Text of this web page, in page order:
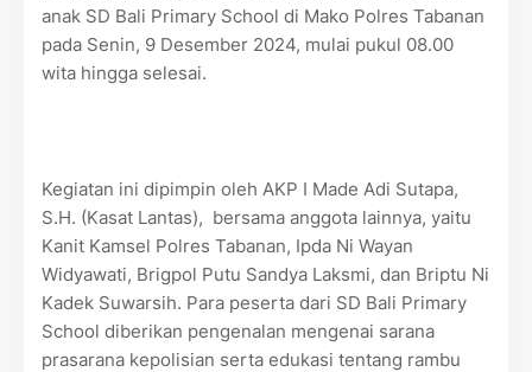
anak SD Bali Primary School di Mako Polres Tabanan
pada Senin, 9 Desember 2024, mulai pukul 08.00
wita hingga selesai.
Kegiatan ini dipimpin oleh AKP I Made Adi Sutapa,
S.H. (Kasat Lantas), bersama anggota lainnya, yaitu
Kanit Kamsel Polres Tabanan, Ipda Ni Wayan
Widyawati, Brigpol Putu Sandya Laksmi, dan Briptu Ni
Kadek Suwarsih. Para peserta dari SD Bali Primary
School diberikan pengenalan mengenai sarana
prasarana kepolisian serta edukasi tentang rambu